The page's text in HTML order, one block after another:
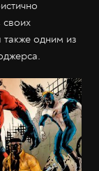
также одним из